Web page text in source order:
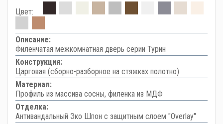
Цвет:
Описание:
Филенчатая межкомнатная дверь серии Турин
Конструкция:
Царговая (сборно-разборное на стяжках полотно)
Материал:
Профиль из массива сосны, филенка из МДФ
Отделка:
Антивандальный Эко Шпон с защитным слоем "Overlay"